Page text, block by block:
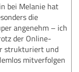
bei Melanie hat
die
angenehm – ich
der Online-
strukturiert und
mitverfolgen